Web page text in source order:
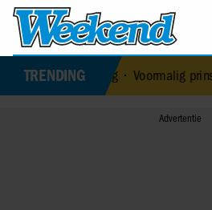
TRENDING
• Voormalig prins Andrew